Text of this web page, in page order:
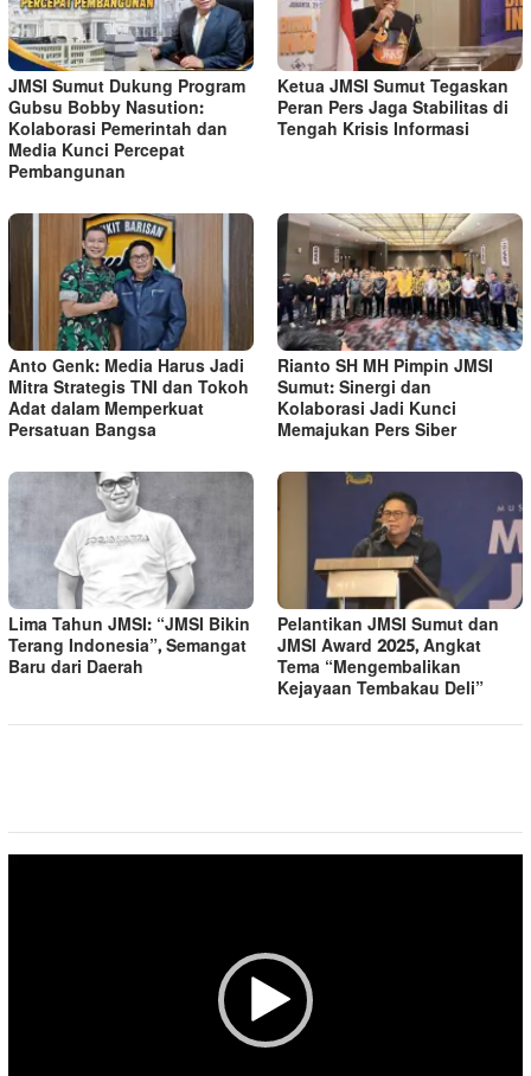
JMSI Sumut Dukung Program
Gubsu Bobby Nasution:
Kolaborasi Pemerintah dan
Media Kunci Percepat
Pembangunan
Ketua JMSI Sumut Tegaskan
Peran Pers Jaga Stabilitas di
Tengah Krisis Informasi
Anto Genk: Media Harus Jadi
Mitra Strategis TNI dan Tokoh
Adat dalam Memperkuat
Persatuan Bangsa
Rianto SH MH Pimpin JMSI
Sumut: Sinergi dan
Kolaborasi Jadi Kunci
Memajukan Pers Siber
Lima Tahun JMSI: “JMSI Bikin
Terang Indonesia”, Semangat
Baru dari Daerah
Pelantikan JMSI Sumut dan
JMSI Award 2025, Angkat
Tema “Mengembalikan
Kejayaan Tembakau Deli”